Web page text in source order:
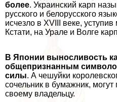
более. Украинский карп
русского и белорусского
исчезло в XVIII веке,
Кстати, на Урале и Волге
В Японии выносливость
общепризнанным
силы. А чешуйки
сочельник в бумажник,
своему владельцу.